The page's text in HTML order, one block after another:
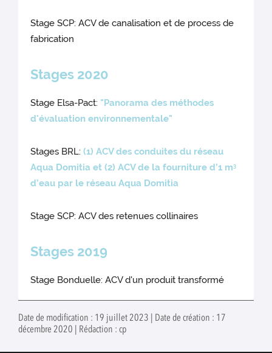
Stage SCP: ACV de canalisation et de process de
fabrication
Stages 2020
Stage Elsa-Pact: "Panorama des méthodes
d'évaluation environnementale"
Stages BRL:(1) ACV des conduites du réseau
Aqua Domitia et (2) ACV de la fourniture d’1 m3
d’eau par le réseau Aqua Domitia
Stage SCP: ACV des retenues collinaires
Stages 2019
Stage Bonduelle: ACV d'un produit transformé
Date de modification : 19 juillet 2023 | Date de création : 17
décembre 2020 | Rédaction : cp